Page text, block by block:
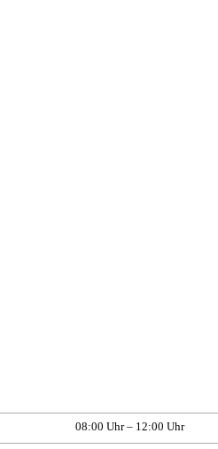
08:00 Uhr – 12:00 Uhr